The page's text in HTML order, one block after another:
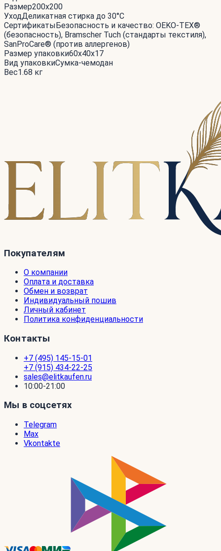
Размер200x200
УходДеликатная стирка до 30°С
СертификатыБезопасность и качество: OEKO-TEX®
(безопасность), Bramscher Tuch (стандарты текстиля),
SanProCare® (против аллергенов)
Размер упаковки60x40x17
Вид упаковкиСумка-чемодан
Вес1.68 кг
Покупателям
О компании
Оплата и доставка
Обмен и возврат
Индивидуальный пошив
Личный кабинет
Политика конфиденциальности
Контакты
+7 (495) 145-15-01
+7 (915) 434-22-25
sales@elitkaufen.ru
10:00-21:00
Мы в соцсетях
Telegram
Max
Vkontakte